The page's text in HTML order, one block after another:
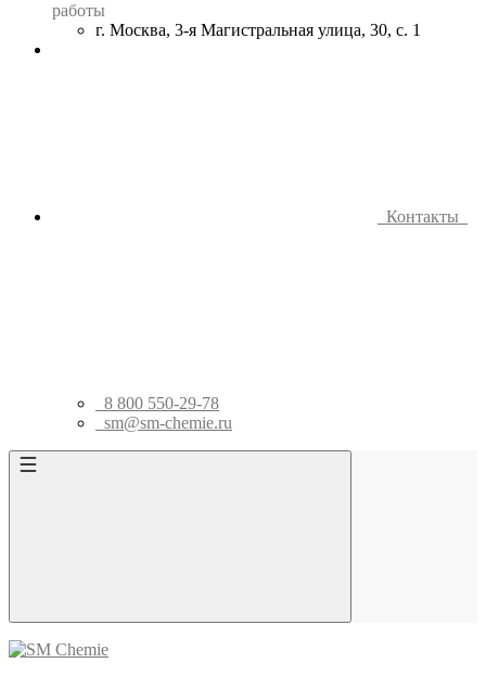
работы
г. Москва, 3-я Магистральная улица, 30, с. 1
Контакты
8 800 550-29-78
sm@sm-chemie.ru